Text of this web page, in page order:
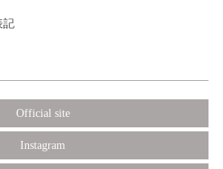
記
Official site
Instagram